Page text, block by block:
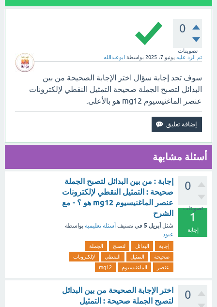
0
تصويتات
تم الرد عليه يونيو 7، 2025 بواسطة ابوعبدالله
سوف تجد إجابة سؤال اختر الإجابة الصحيحة من بين
البدائل لتصبح الجملة صحيحة التمثيل النقطي لإلكترونات
عنصر الماغنيسيوم mg12 هو بالأعلى.
أسئلة مشابهة
0
تصويتات
1
إجابة
إجابة : من بين البدائل لتصبح الجملة
صحيحة : التمثيل النقطي لإلكترونات
عنصر الماغنيسيوم mg12 هو ؟ - مع
الشرح
سُئل أبريل 5 في تصنيف أسئلة تعليمية بواسطة
عبود
إجابة البدائل لتصبح
الجملة
صحيحة
التمثيل النقطي
لإلكترونات
عنصر
الماغنيسيوم mg12
0
اختر الإجابة الصحيحة من بين البدائل
لتصبح الجملة صحيحة : التمثيل